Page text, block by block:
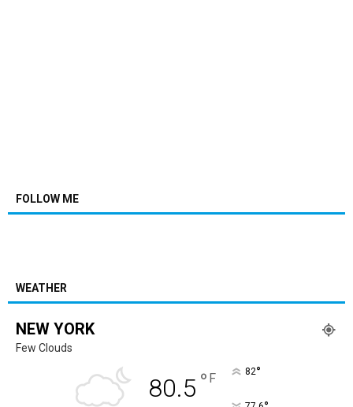
FOLLOW ME
WEATHER
NEW YORK
Few Clouds
80.5 ° F 82°